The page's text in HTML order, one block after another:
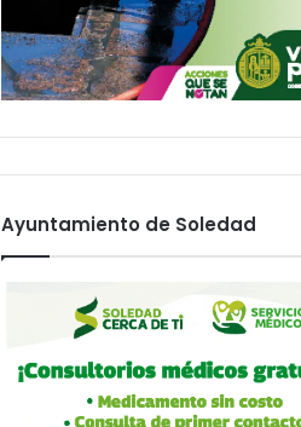
Ayuntamiento de Soledad